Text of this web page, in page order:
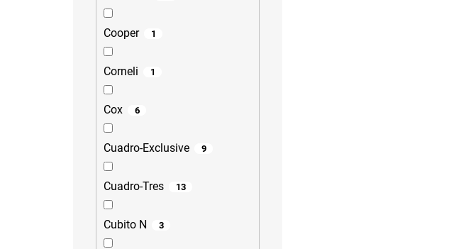
Cooper 1
Corneli 1
Cox 6
Cuadro-Exclusive 9
Cuadro-Tres 13
Cubito N 3